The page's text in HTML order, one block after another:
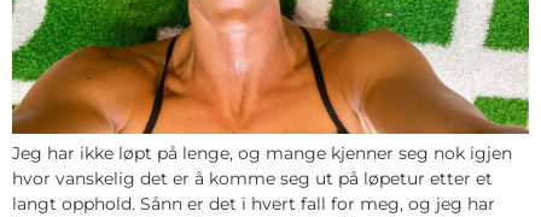
Jeg har ikke løpt på lenge, og mange kjenner seg nok igjen
hvor vanskelig det er å komme seg ut på løpetur etter et
langt opphold. Sånn er det i hvert fall for meg, og jeg har